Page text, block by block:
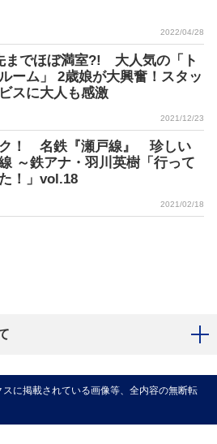
2022/04/28
までほぼ満室?! 大人気の「ト
ーム」 2歳娘が大興奮！スタッ
スに大人も感激
2021/12/23
！ 名鉄『瀬戸線』 珍しい
～鉄アナ・羽川英樹「行って
！」vol.18
2021/02/18
に掲載されている画像等、全内容の無断転